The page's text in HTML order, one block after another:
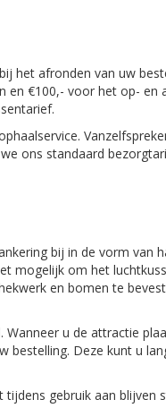
het afronden van uw
en €100,- voor het op- en
ons standaard
bij in de vorm van
mogelijk om het
en bomen te
u de attractie
Deze kunt u
gebruik aan blijven